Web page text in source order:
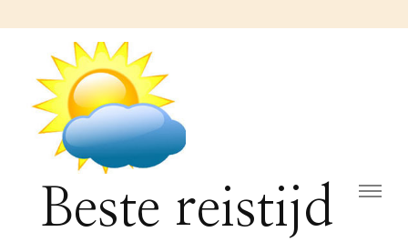
Beste reistijd